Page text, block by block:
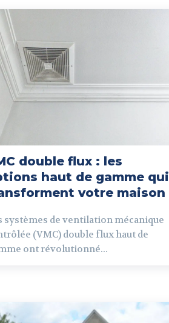
double flux : les
haut de gamme qui
votre maison
systèmes de ventilation mécanique
(VMC) double flux haut de
ont révolutionné...